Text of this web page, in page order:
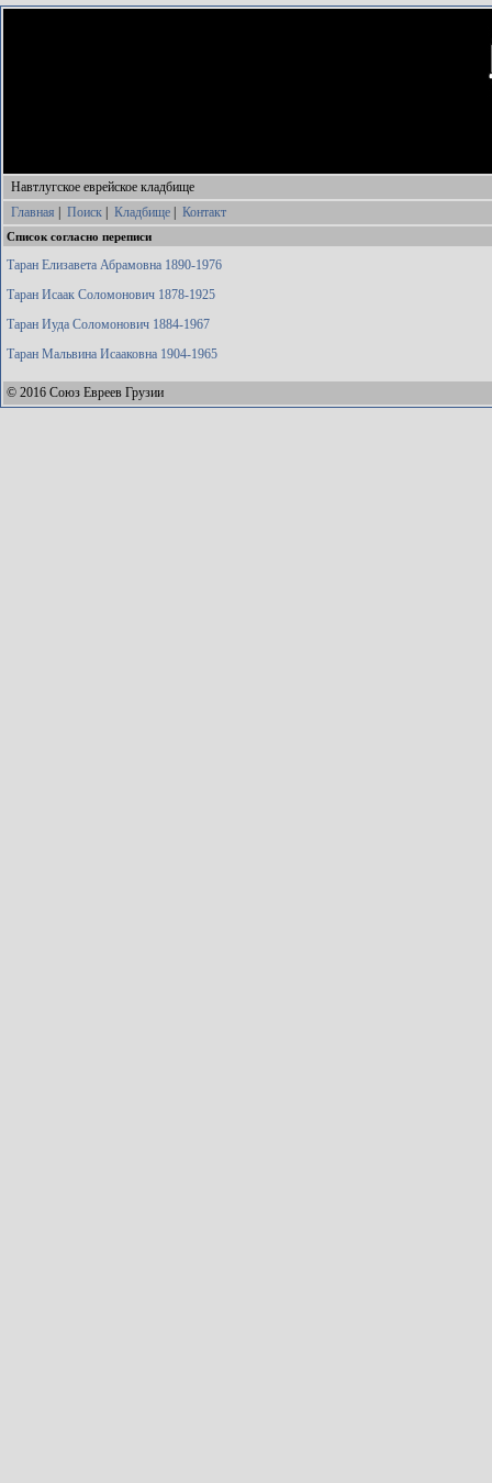
Навтлугское еврейское кладбище
Главная
Поиск Кладбище Контакт
Список согласно переписи
Таран Елизавета Абрамовна 1890-1976
Таран Исаак Соломонович 1878-1925
Таран Иуда Соломонович 1884-1967
Таран Мальвина Исааковна 1904-1965
© 2016 Союз Евреев Грузии